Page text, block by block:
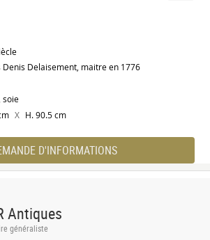
Denis Delaisement, maitre en 1776
soie
X H. 90.5 cm
D'INFORMATIONS
Antiques
généraliste